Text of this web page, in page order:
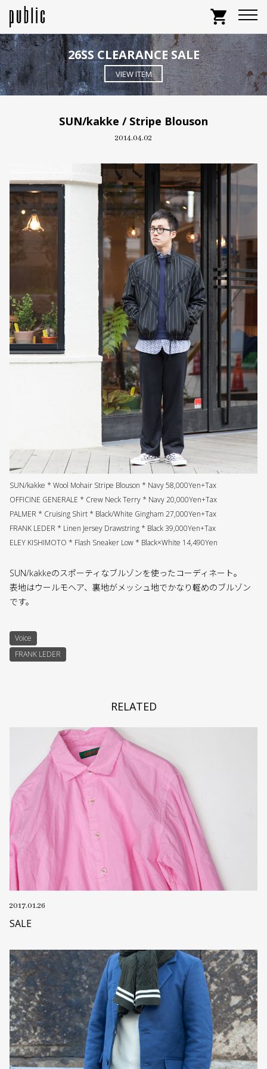
shopping_cart
26SS CLEARANCE SALE
VIEW ITEM
SUN/kakke / Stripe Blouson
2014.04.02
SUN/kakke * Wool Mohair Stripe Blouson * Navy 58,000Yen+Tax
OFFICINE GENERALE * Crew Neck Terry * Navy 20,000Yen+Tax
PALMER * Cruising Shirt * Black/White Gingham 27,000Yen+Tax
FRANK LEDER * Linen Jersey Drawstring * Black 39,000Yen+Tax
ELEY KISHIMOTO * Flash Sneaker Low * Black×White 14,490Yen
SUN/kakkeのスポーティなブルゾンを使ったコーディネート。
表地はウールモヘア、裏地がメッシュ地でかなり軽めのブルゾン
です。
Voice
FRANK LEDER
RELATED
2017.01.26
SALE